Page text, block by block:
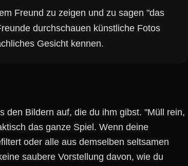
Freund zu zeigen und zu sagen "das
durchschauen künstliche Fotos
Gesicht kennen.
den Bildern auf, die du ihm gibst. "Müll rein,
das ganze Spiel. Wenn deine
oder alle aus demselben seltsamen
saubere Vorstellung davon, wie du